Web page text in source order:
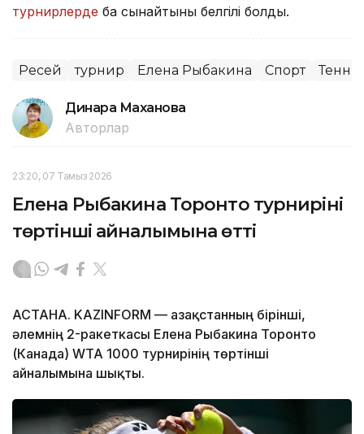
турнирлерде бақ сынайтыны белгілі болды.
Ресей турнир Елена Рыбакина Спорт
Динара Маханова
Авторлар
23:20, 07 Тамыз 2026
Елена Рыбакина Торонто турнирінің
төртінші айналымына өтті
АСТАНА. KAZINFORM — Қазақстанның бірінші,
әлемнің 2-ракеткасы Елена Рыбакина Торонто
(Канада) WTA 1000 турнирінің төртінші
айналымына шықты.